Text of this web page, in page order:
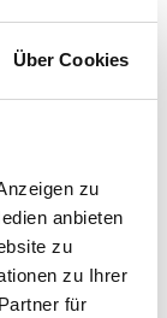
Über Cookies
zu
anbieten
zu
zu Ihrer
für